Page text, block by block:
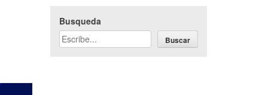
Busqueda
Buscar